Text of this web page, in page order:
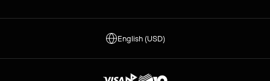
English (USD)